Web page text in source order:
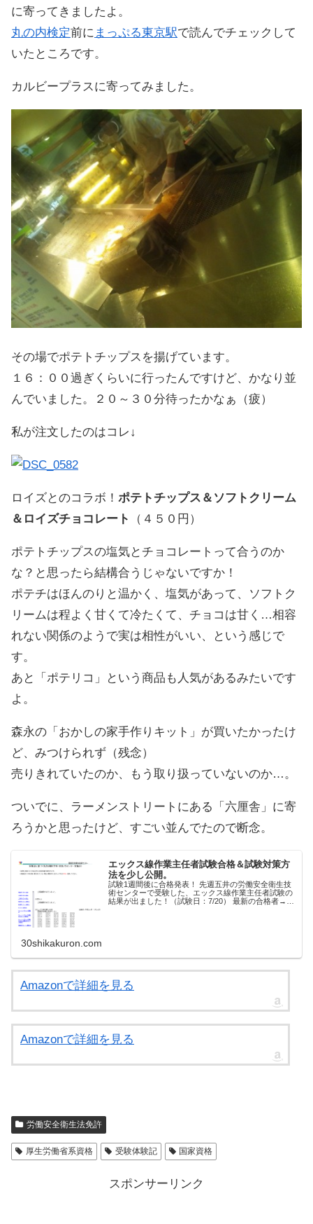
に寄ってきましたよ。
丸の内検定前に まっぷる東京駅で読んでチェックして
いたところです。
カルビープラスに寄ってみました。
その場でポテトチップスを揚げています。
１６：００過ぎくらいに行ったんですけど、かなり並
んでいました。２０～３０分待ったかなぁ（疲）
私が注文したのはコレ↓
ロイズとのコラボ！ ポテトチップス＆ソフトクリーム
＆ロイズチョコレート
（４５０円）
ポテトチップスの塩気とチョコレートって合うのか
な？と思ったら結構合うじゃないですか！
ポテチはほんのりと温かく、塩気があって、ソフトク
リームは程よく甘くて冷たくて、チョコは甘く…相容
れない関係のようで実は相性がいい、という感じで
す。
あと「ポテリコ」という商品も人気があるみたいです
よ。
森永の「おかしの家手作りキット」が買いたかったけ
ど、みつけられず（残念）
売りきれていたのか、もう取り扱っていないのか…。
ついでに、ラーメンストリートにある「六厘舎」に寄
ろうかと思ったけど、すごい並んでたので断念。
エックス線作業主任者試験合格＆試験対策方
法を少し公開。
試験1週間後に合格発表！ 先週五井の労働安全衛生技
術センターで受験した、エックス線作業主任者試験の
結果が出ました！（試験日：7/20） 最新の合格者→関
30shikakuron.com
Amazonで詳細を見る
Amazonで詳細を見る
労働安全衛生法免許
厚生労働省系資格 受験体験記 国家資格
スポンサーリンク